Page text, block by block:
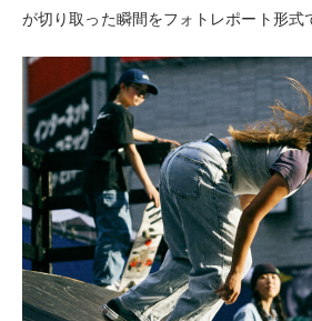
が切り取った瞬間をフォトレポート形式